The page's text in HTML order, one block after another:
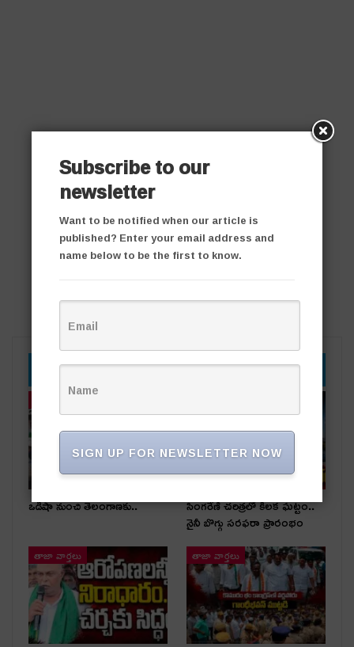
YOU MIGHT ALSO LIKE
ఒడిషా నుంచి తెలంగాణ‌కు.. సింగరేణి చరిత్రలో కీలక ఘట్టం..
నైనీ బొగ్గు సరఫరా ప్రారంభం
తాజా వార్తలు తాజా వార్తలు
Subscribe to our
newsletter
Want to be notified when our article is
published? Enter your email address and
name below to be the first to know.
SIGN UP FOR NEWSLETTER NOW